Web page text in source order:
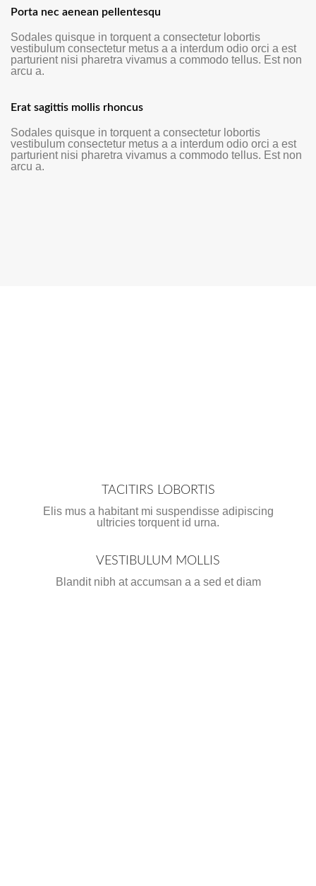
Porta nec aenean pellentesqu
Sodales quisque in torquent a consectetur lobortis
vestibulum consectetur metus a a interdum odio orci a est
parturient nisi pharetra vivamus a commodo tellus. Est non
arcu a.
Erat sagittis mollis rhoncus
Sodales quisque in torquent a consectetur lobortis
vestibulum consectetur metus a a interdum odio orci a est
parturient nisi pharetra vivamus a commodo tellus. Est non
arcu a.
TACITIRS LOBORTIS
Elis mus a habitant mi suspendisse adipiscing
ultricies torquent id urna.
VESTIBULUM MOLLIS
Blandit nibh at accumsan a a sed et diam